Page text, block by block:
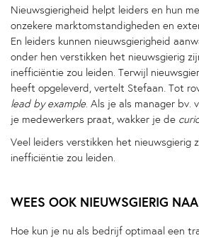
Nieuwsgierigheid helpt leiders en hun
onzekere marktomstandigheden en
En leiders kunnen nieuwsgierigheid
onder hen verstikken het nieuwsgierig
inefficiëntie zou leiden. Terwijl
heeft opgeleverd, vertelt Stefaan. Tot
lead by example. Als je als manager bv.
je medewerkers praat, wakker je de
Veel leiders verstikken het nieuwsgierig
inefficiëntie zou leiden.
WEES OOK NIEUWSGIERIG
Hoe kun je nu als bedrijf optimaal een